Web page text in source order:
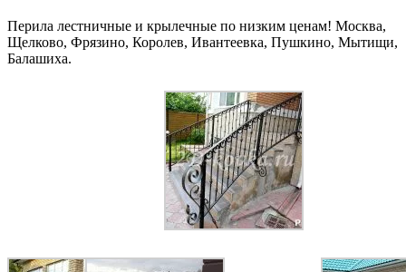
Перила лестничные и крылечные по низким ценам! Москва,
Щелково, Фрязино, Королев, Ивантеевка, Пушкино, Мытищи,
Балашиха.